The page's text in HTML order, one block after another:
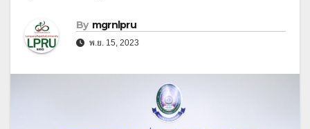
By mgrnlpru
พ.ย. 15, 2023